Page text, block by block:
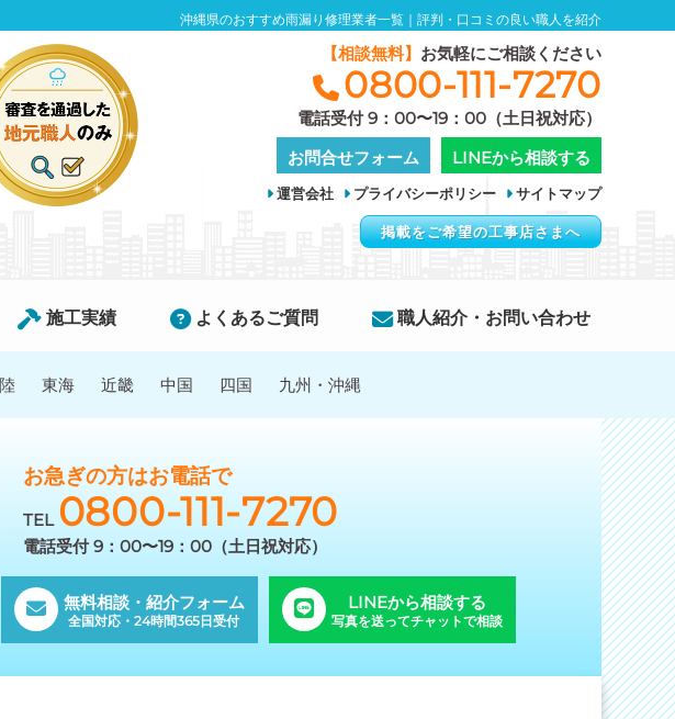
沖縄県のおすすめ雨漏り修理業者一覧｜評判・口コミの良い職人を紹介
【相談無料】 お気軽にご相談ください
0800-111-7270
電話受付 9：00〜19：00（土日祝対応）
お問合せフォーム
LINEから相談する
運営会社 プライバシーポリシー サイトマップ
掲載をご希望の工事店さまへ
施工実績 よくあるご質問 職人紹介・お問い合わせ
東海 近畿 中国 四国 九州・沖縄
お急ぎの方はお電話で
TEL 0800-111-7270
電話受付 9：00〜19：00（土日祝対応）
無料相談・紹介フォーム
全国対応・24時間365日受付
LINEから相談する
写真を送ってチャットで相談